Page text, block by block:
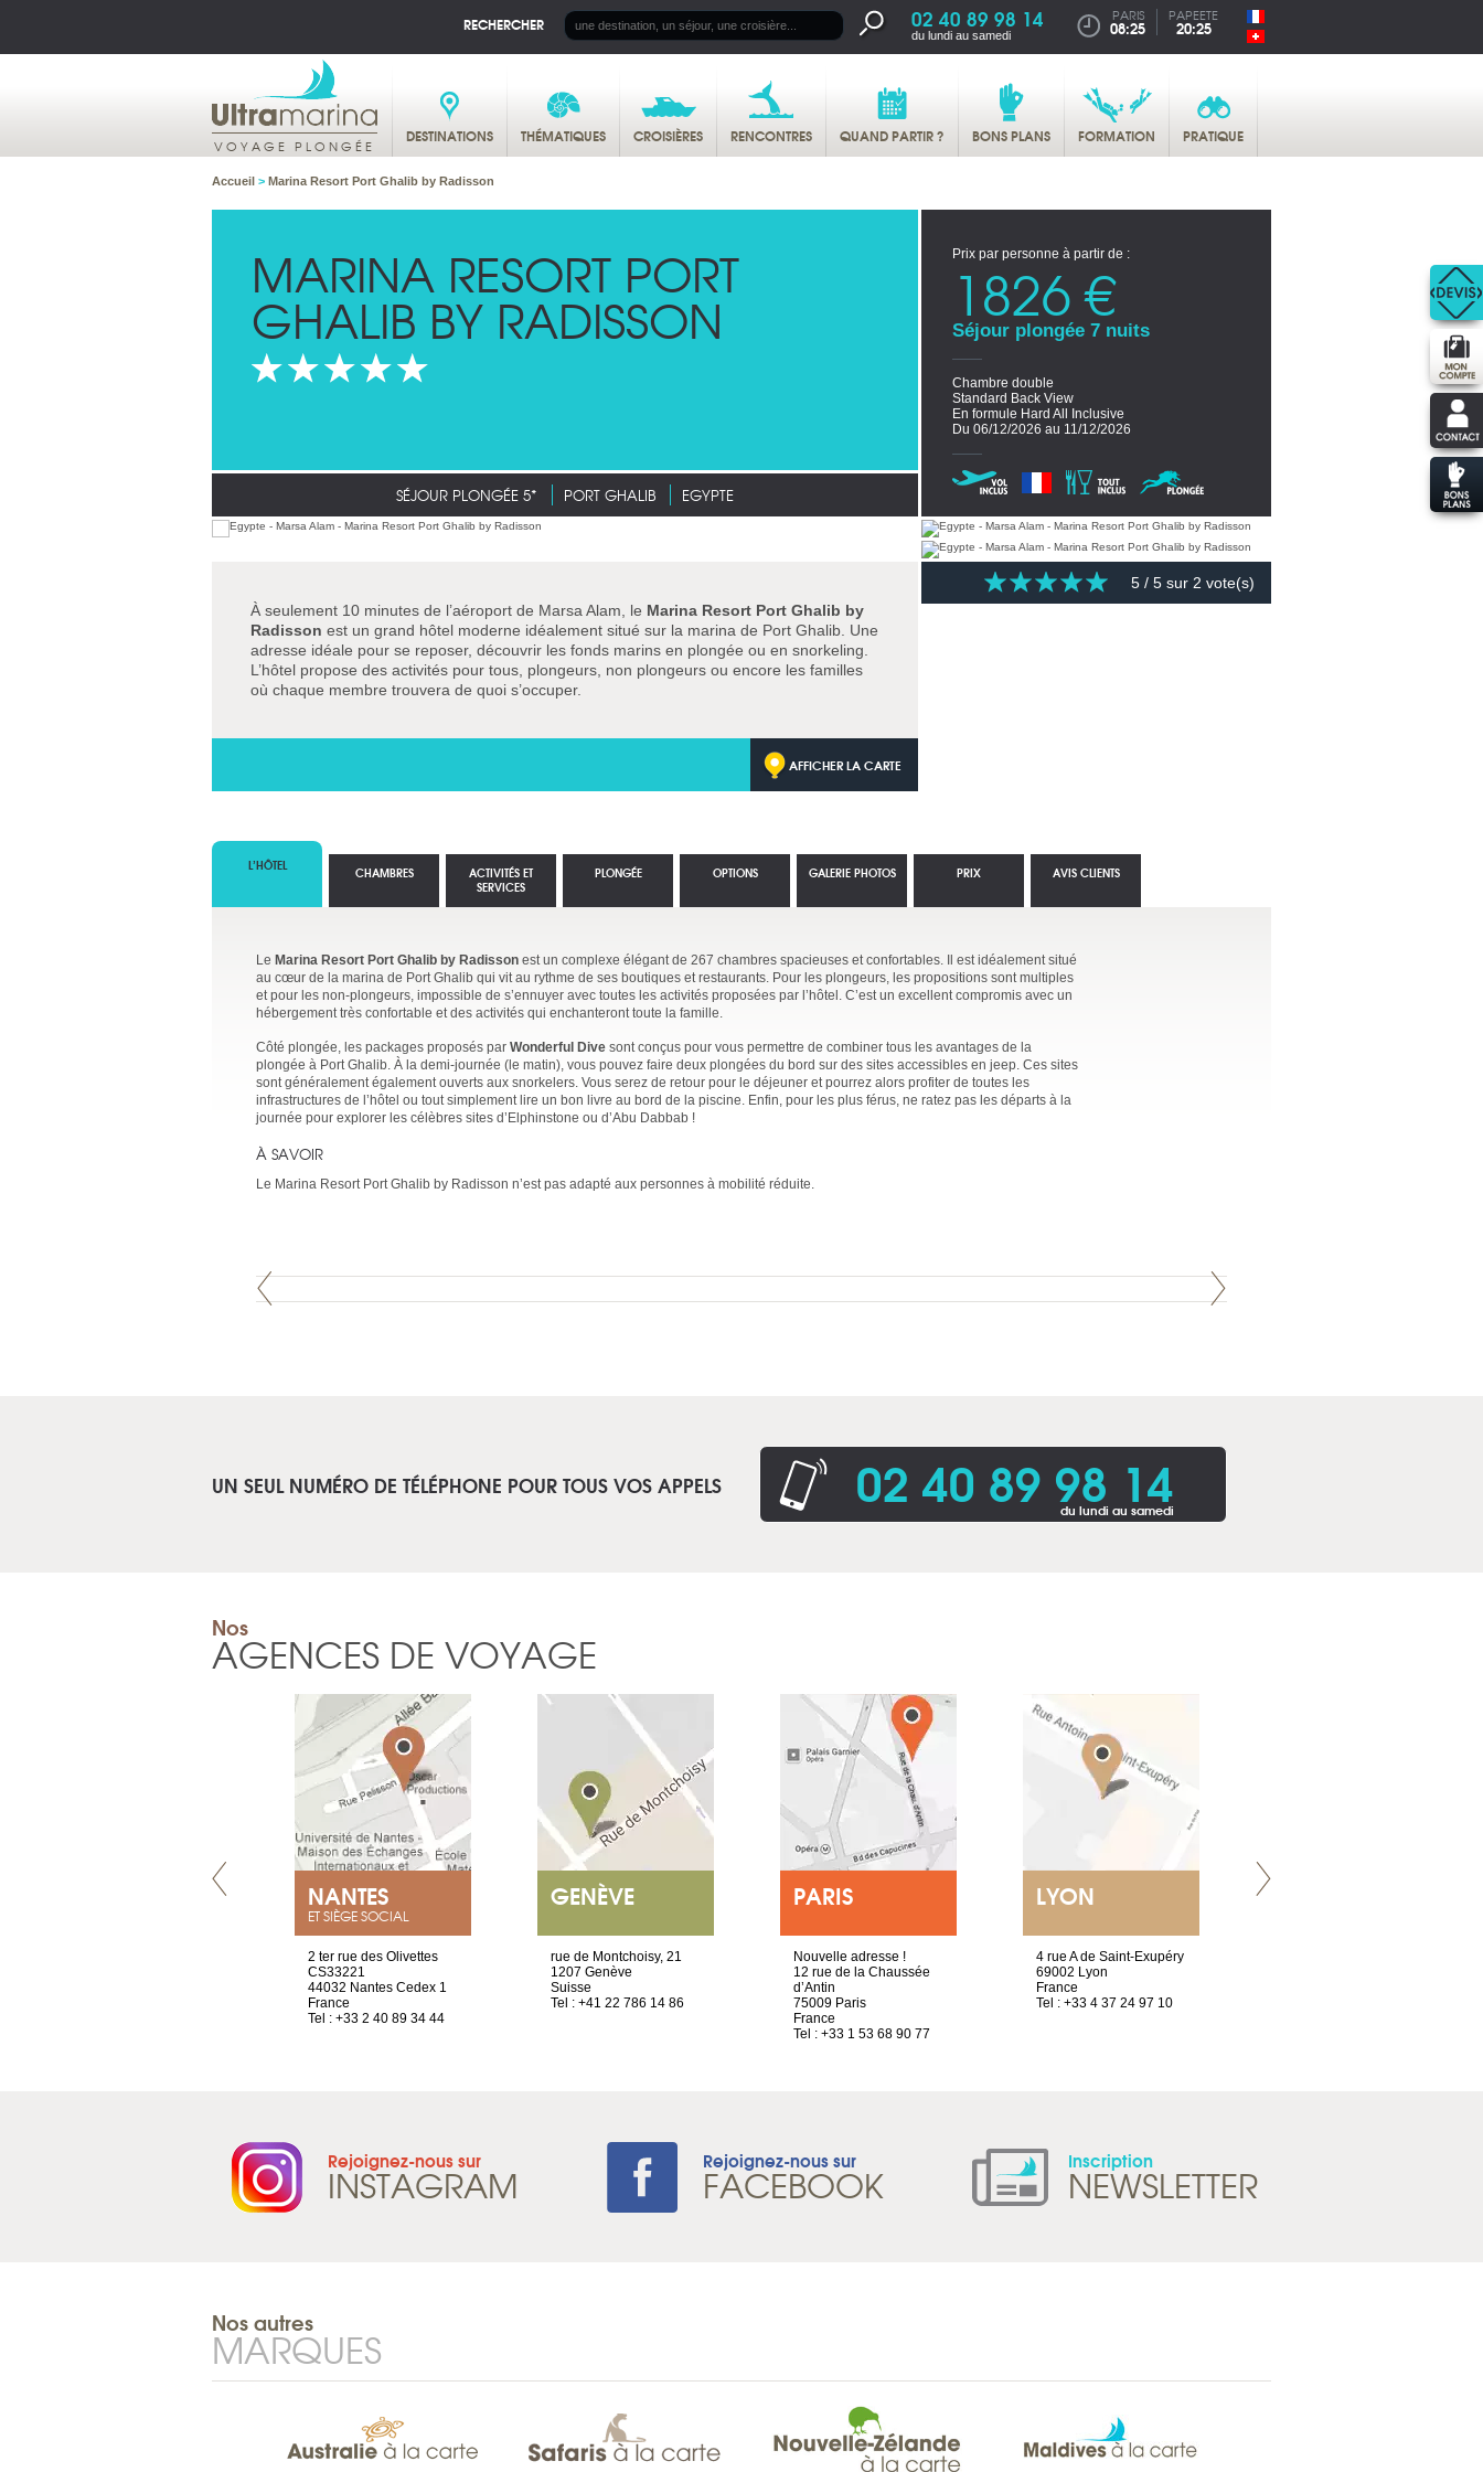
RECHERCHER 02 40 89 98 14
du lundi au samedi
PARIS
08:25
PAPEETE
20:25
VOYAGE PLONGÉE DESTINATIONS THÉMATIQUES CROISIÈRES RENCONTRES QUAND PARTIR ? BONS PLANS FORMATION PRATIQUE
Accueil > Marina Resort Port Ghalib by Radisson
MARINA RESORT PORT
GHALIB BY RADISSON
SÉJOUR PLONGÉE 5* PORT GHALIB EGYPTE
Prix par personne à partir de :
1826 €
Séjour plongée 7 nuits
Chambre double
Standard Back View
En formule Hard All Inclusive
Du 06/12/2026 au 11/12/2026
À seulement 10 minutes de l’aéroport de Marsa Alam, le Marina Resort Port Ghalib by
Radisson est un grand hôtel moderne idéalement situé sur la marina de Port Ghalib. Une
adresse idéale pour se reposer, découvrir les fonds marins en plongée ou en snorkeling.
L’hôtel propose des activités pour tous, plongeurs, non plongeurs ou encore les familles
où chaque membre trouvera de quoi s’occuper.
AFFICHER LA CARTE
5 / 5 sur 2 vote(s)
L’HÔTEL
Le Marina Resort Port Ghalib by Radisson est un complexe élégant de 267 chambres spacieuses et confortables. Il est idéalement situé
au cœur de la marina de Port Ghalib qui vit au rythme de ses boutiques et restaurants. Pour les plongeurs, les propositions sont multiples
et pour les non-plongeurs, impossible de s’ennuyer avec toutes les activités proposées par l’hôtel. C’est un excellent compromis avec un
hébergement très confortable et des activités qui enchanteront toute la famille.
Côté plongée, les packages proposés par Wonderful Dive sont conçus pour vous permettre de combiner tous les avantages de la
plongée à Port Ghalib. À la demi-journée (le matin), vous pouvez faire deux plongées du bord sur des sites accessibles en jeep. Ces sites
sont généralement également ouverts aux snorkelers. Vous serez de retour pour le déjeuner et pourrez alors profiter de toutes les
infrastructures de l’hôtel ou tout simplement lire un bon livre au bord de la piscine. Enfin, pour les plus férus, ne ratez pas les départs à la
journée pour explorer les célèbres sites d’Elphinstone ou d’Abu Dabbab !
À SAVOIR
Le Marina Resort Port Ghalib by Radisson n’est pas adapté aux personnes à mobilité réduite.
CHAMBRES
ACTIVITÉS ET
SERVICES
PLONGÉE OPTIONS GALERIE PHOTOS PRIX AVIS CLIENTS
UN SEUL NUMÉRO DE TÉLÉPHONE POUR TOUS VOS APPELS 02 40 89 98 14
du lundi au samedi
Nos
AGENCES DE VOYAGE
NANTES
ET SIÈGE SOCIAL
2 ter rue des Olivettes
CS33221
44032 Nantes Cedex 1
France
Tel : +33 2 40 89 34 44
GENÈVE
rue de Montchoisy, 21
1207 Genève
Suisse
Tel : +41 22 786 14 86
PARIS
Nouvelle adresse !
12 rue de la Chaussée
d’Antin
75009 Paris
France
Tel : +33 1 53 68 90 77
LYON
4 rue A de Saint-Exupéry
69002 Lyon
France
Tel : +33 4 37 24 97 10
Rejoignez-nous sur
INSTAGRAM Rejoignez-nous sur
FACEBOOK Inscription
NEWSLETTER
Nos autres
MARQUES